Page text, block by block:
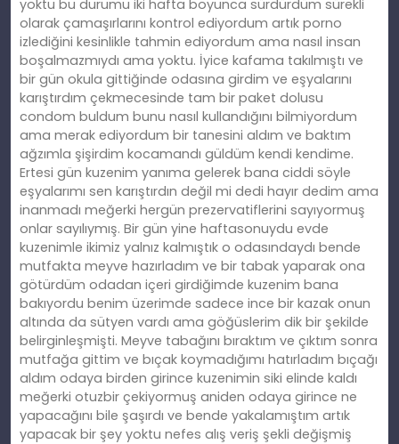
yoktu bu durumu iki hafta boyunca sürdürdüm sürekli
olarak çamaşırlarını kontrol ediyordum artık porno
izlediğini kesinlikle tahmin ediyordum ama nasıl insan
boşalmazmıydı ama yoktu. İyice kafama takılmıştı ve
bir gün okula gittiğinde odasına girdim ve eşyalarını
karıştırdım çekmecesinde tam bir paket dolusu
condom buldum bunu nasıl kullandığını bilmiyordum
ama merak ediyordum bir tanesini aldım ve baktım
ağzımla şişirdim kocamandı güldüm kendi kendime.
Ertesi gün kuzenim yanıma gelerek bana ciddi söyle
eşyalarımı sen karıştırdın değil mi dedi hayır dedim ama
inanmadı meğerki hergün prezervatiflerini sayıyormuş
onlar sayılıymış. Bir gün yine haftasonuydu evde
kuzenimle ikimiz yalnız kalmıştık o odasındaydı bende
mutfakta meyve hazırladım ve bir tabak yaparak ona
götürdüm odadan içeri girdiğimde kuzenim bana
bakıyordu benim üzerimde sadece ince bir kazak onun
altında da sütyen vardı ama göğüslerim dik bir şekilde
belirginleşmişti. Meyve tabağını bıraktım ve çıktım sonra
mutfağa gittim ve bıçak koymadığımı hatırladım bıçağı
aldım odaya birden girince kuzenimin siki elinde kaldı
meğerki otuzbir çekiyormuş aniden odaya girince ne
yapacağını bile şaşırdı ve bende yakalamıştım artık
yapacak bir şey yoktu nefes alış veriş şekli değişmiş